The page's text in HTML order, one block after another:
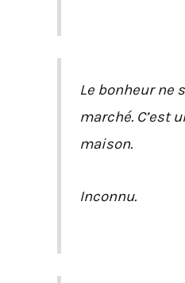
Le bonheur ne
marché. C’est
maison.
Inconnu.